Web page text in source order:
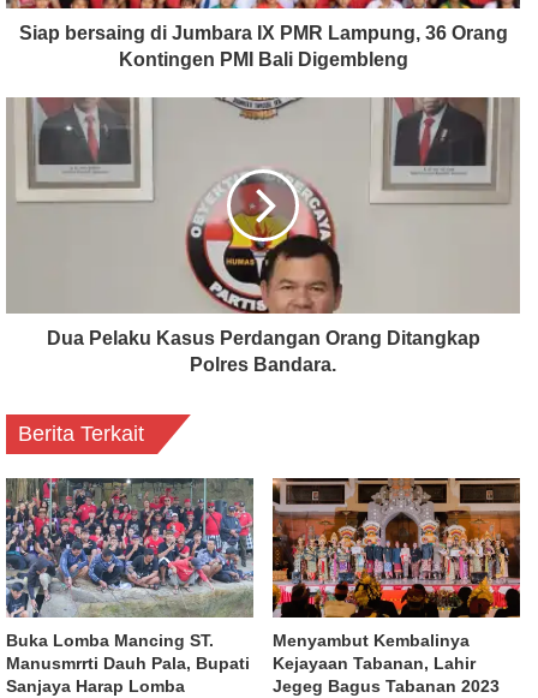
Siap bersaing di Jumbara IX PMR Lampung, 36 Orang
Kontingen PMI Bali Digembleng
Dua Pelaku Kasus Perdangan Orang Ditangkap
Polres Bandara.
Berita Terkait
Buka Lomba Mancing ST.
Manusmrrti Dauh Pala, Bupati
Sanjaya Harap Lomba
Menyambut Kembalinya
Kejayaan Tabanan, Lahir
Jegeg Bagus Tabanan 2023